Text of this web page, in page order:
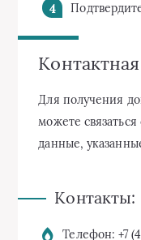
Для получения
можете
данные,
Контакты:
Телефон: +7